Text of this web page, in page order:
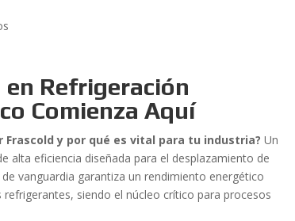
Refrigeración
Comienza Aquí
Frascold y por qué es vital para tu industria? Un
alta eficiencia diseñada para el desplazamiento de
vanguardia garantiza un rendimiento energético
siendo el núcleo crítico para procesos